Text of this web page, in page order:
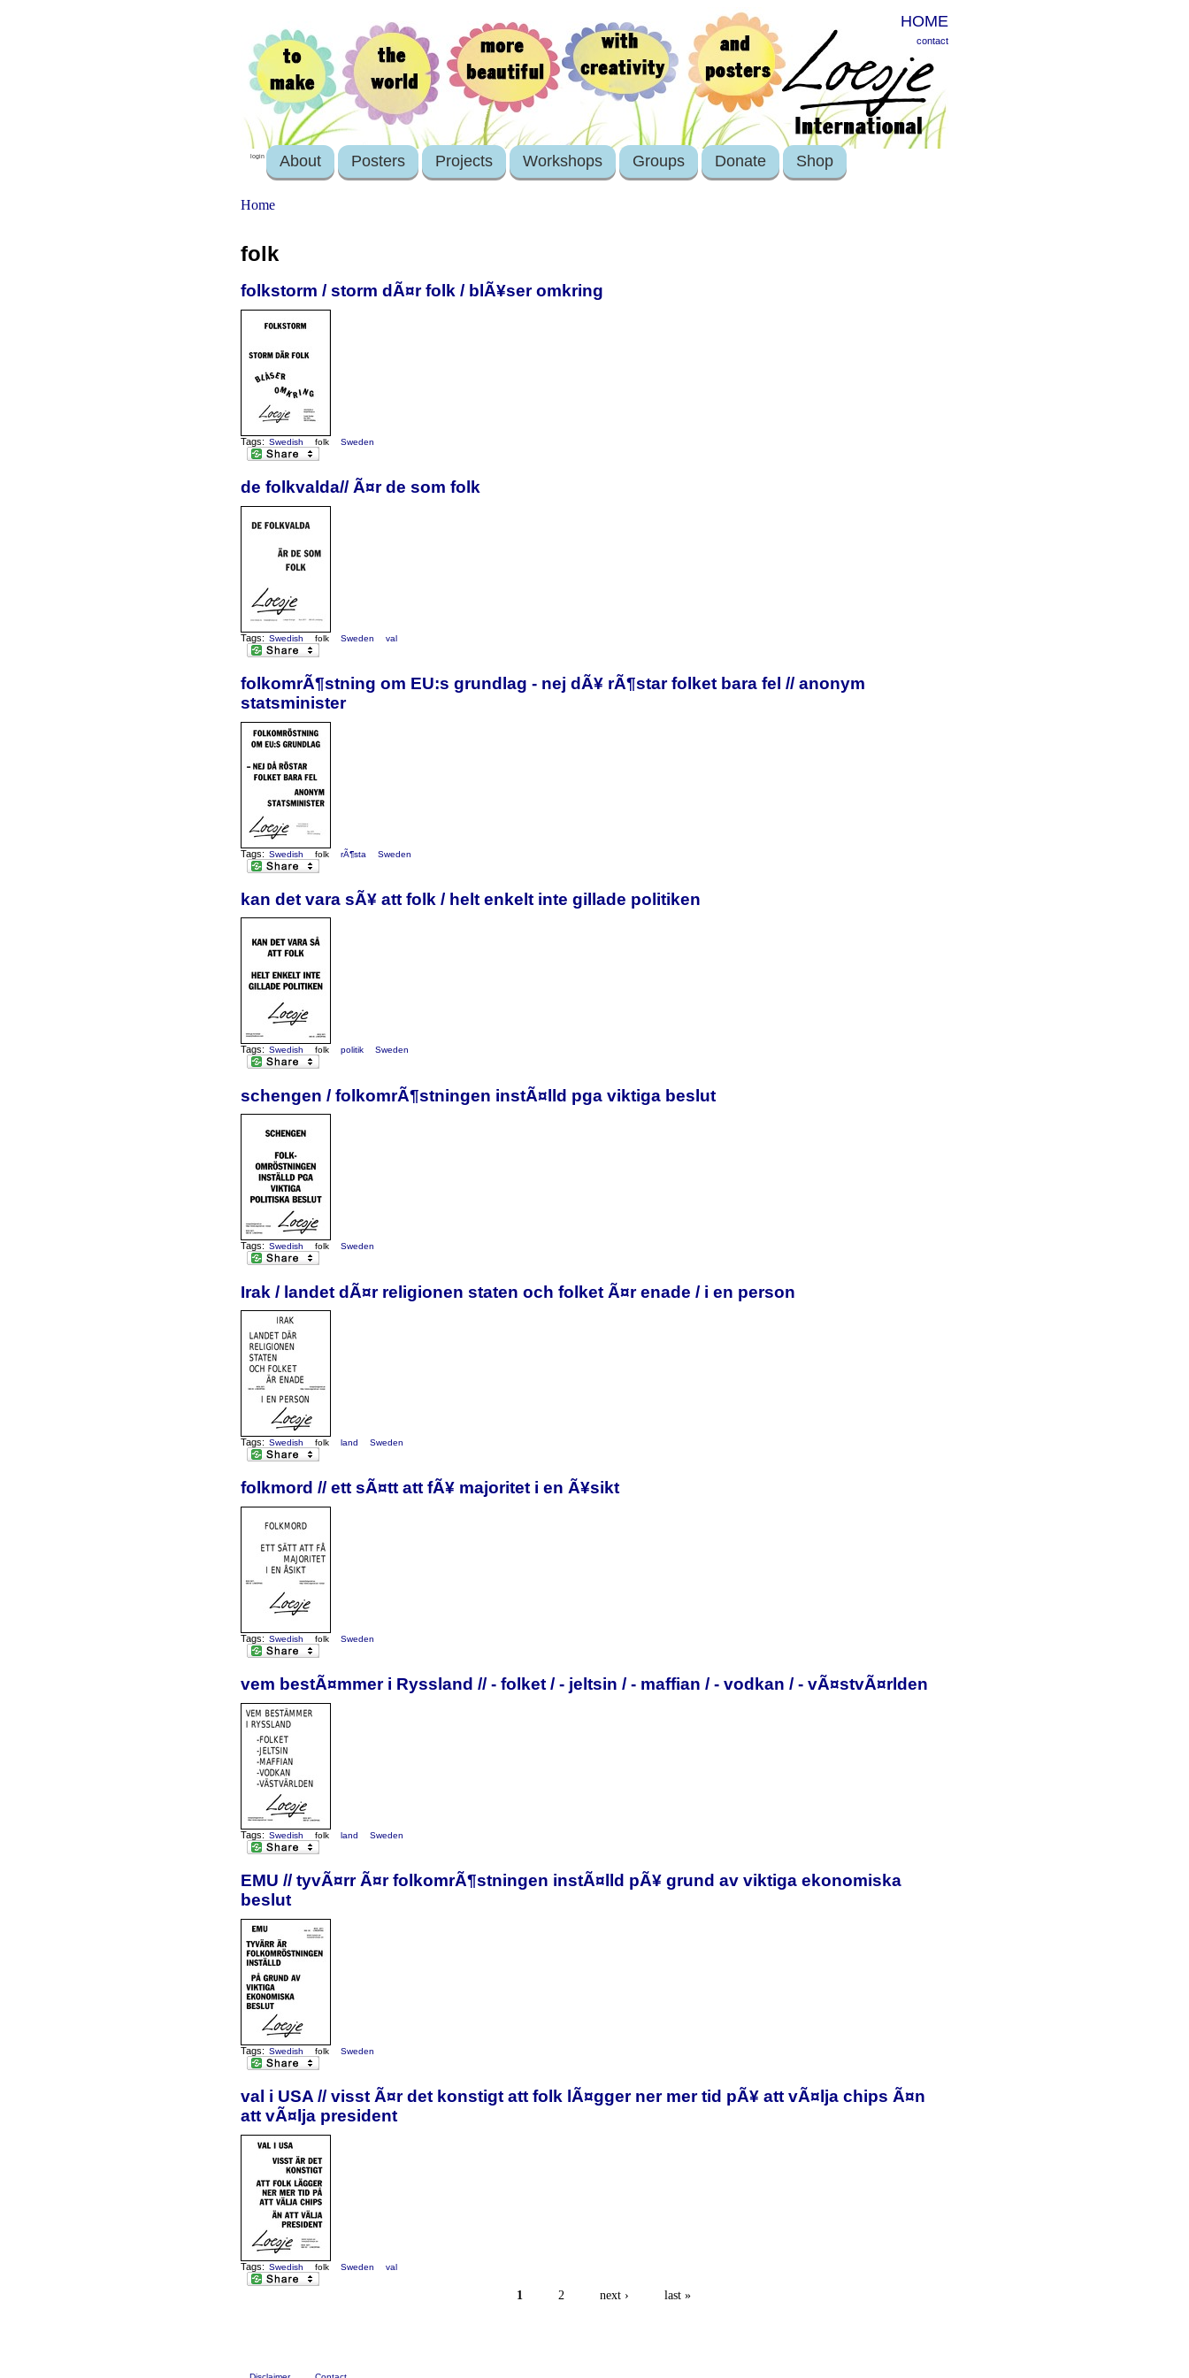
HOME
contact
login About Posters Projects Workshops Groups Donate Shop
Home
folk
folkstorm / storm dÃ¤r folk / blÃ¥ser omkring
Tags: Swedish folk Sweden
de folkvalda// Ã¤r de som folk
Tags: Swedish folk Sweden val
folkomrÃ¶stning om EU:s grundlag - nej dÃ¥ rÃ¶star folket bara fel // anonym
statsminister
Tags: Swedish folk rÃ¶sta Sweden
kan det vara sÃ¥ att folk / helt enkelt inte gillade politiken
Tags: Swedish folk politik Sweden
schengen / folkomrÃ¶stningen instÃ¤lld pga viktiga beslut
Tags: Swedish folk Sweden
Irak / landet dÃ¤r religionen staten och folket Ã¤r enade / i en person
Tags: Swedish folk land Sweden
folkmord // ett sÃ¤tt att fÃ¥ majoritet i en Ã¥sikt
Tags: Swedish folk Sweden
vem bestÃ¤mmer i Ryssland // - folket / - jeltsin / - maffian / - vodkan / - vÃ¤stvÃ¤rlden
Tags: Swedish folk land Sweden
EMU // tyvÃ¤rr Ã¤r folkomrÃ¶stningen instÃ¤lld pÃ¥ grund av viktiga ekonomiska
beslut
Tags: Swedish folk Sweden
val i USA // visst Ã¤r det konstigt att folk lÃ¤gger ner mer tid pÃ¥ att vÃ¤lja chips Ã¤n
att vÃ¤lja president
Tags: Swedish folk Sweden val
1 2 next › last »